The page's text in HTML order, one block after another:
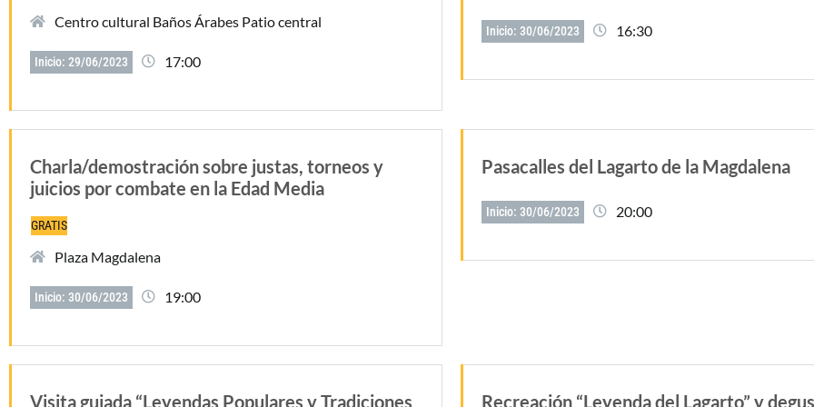
Centro cultural Baños Árabes Patio central
Inicio: 29/06/2023 17:00
Inicio: 30/06/2023 16:30
Charla/demostración sobre justas, torneos y
juicios por combate en la Edad Media
GRATIS
Plaza Magdalena
Inicio: 30/06/2023 19:00
Pasacalles del Lagarto de la Magdalena
Inicio: 30/06/2023 20:00
Visita guiada “Leyendas Populares y Tradiciones Recreación “Leyenda del Lagarto” y